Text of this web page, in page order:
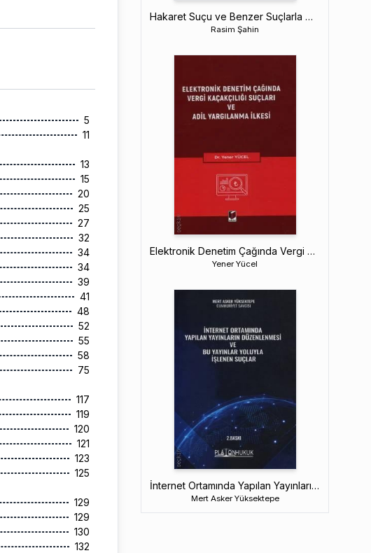
5
11
13
15
20
25
27
32
34
34
39
41
48
52
55
58
75
117
119
120
121
123
125
129
129
130
132
Hakaret Suçu ve Benzer Suçlarla Mukayese
Rasim Şahin
Elektronik Denetim Çağında Vergi Kaçakçılığı Suçları ve Adil Yargılanma İlkesi
Yener Yücel
İnternet Ortamında Yapılan Yayınların Düzenlenmesi ve Bu Yayınlar Yoluyla İşlenen Suçlar
Mert Asker Yüksektepe